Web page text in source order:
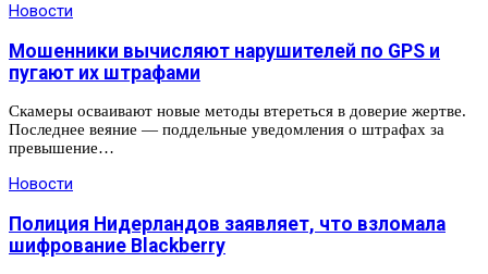
Новости
Мошенники вычисляют нарушителей по GPS и
пугают их штрафами
Скамеры осваивают новые методы втереться в доверие жертве.
Последнее веяние — поддельные уведомления о штрафах за
превышение…
Новости
Полиция Нидерландов заявляет, что взломала
шифрование Blackberry